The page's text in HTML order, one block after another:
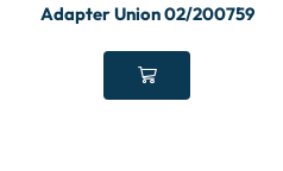
Adapter Union 02/200759